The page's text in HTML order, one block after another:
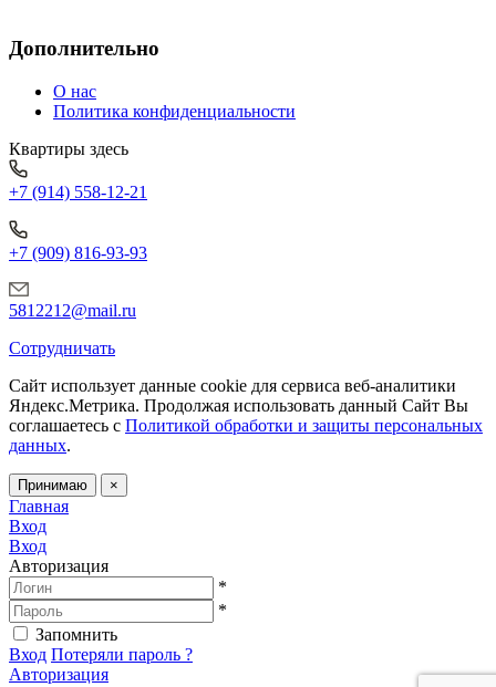
Дополнительно
О нас
Политика конфиденциальности
Квартиры здесь
+7 (914) 558-12-21
+7 (909) 816-93-93
5812212@mail.ru
Сотрудничать
Сайт использует данные cookie для сервиса веб-аналитики
Яндекс.Метрика. Продолжая использовать данный Сайт Вы
соглашаетесь с Политикой обработки и защиты персональных
данных.
Принимаю ×
Главная
Вход
Вход
Авторизация
*
*
Запомнить
Вход Потеряли пароль ?
Авторизация